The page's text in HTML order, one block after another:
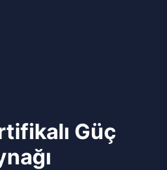
Güç